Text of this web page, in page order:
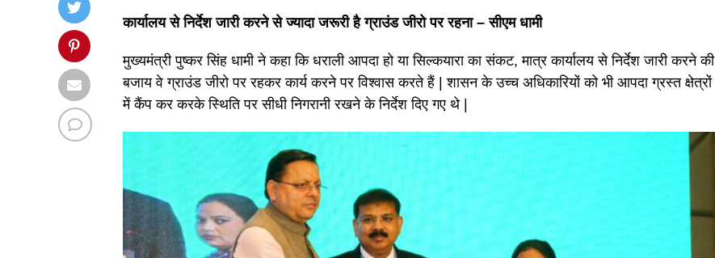
कार्यालय से निर्देश जारी करने से ज्यादा जरूरी है ग्राउंड जीरो पर रहना – सीएम धामी
मुख्यमंत्री पुष्कर सिंह धामी ने कहा कि धराली आपदा हो या सिल्कयारा का संकट, मात्र कार्यालय से निर्देश जारी करने की
बजाय वे ग्राउंड जीरो पर रहकर कार्य करने पर विश्वास करते हैं | शासन के उच्च अधिकारियों को भी आपदा ग्रस्त क्षेत्रों
में कैंप कर करके स्थिति पर सीधी निगरानी रखने के निर्देश दिए गए थे |